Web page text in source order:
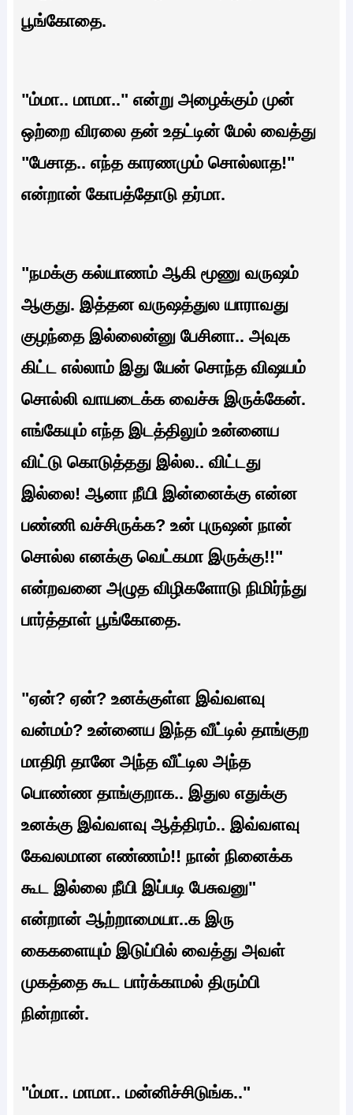
பூங்கோதை.
"ம்மா.. மாமா.." என்று அழைக்கும் முன்
ஒற்றை விரலை தன் உதட்டின் மேல் வைத்து
"பேசாத.. எந்த காரணமும் சொல்லாத!"
என்றான் கோபத்தோடு தர்மா.
"நமக்கு கல்யாணம் ஆகி மூணு வருஷம்
ஆகுது. இத்தன வருஷத்துல யாராவது
குழந்தை இல்லைன்னு பேசினா.. அவுக
கிட்ட எல்லாம் இது யேன் சொந்த விஷயம்
சொல்லி வாயடைக்க வைச்சு இருக்கேன்.
எங்கேயும் எந்த இடத்திலும் உன்னைய
விட்டு கொடுத்தது இல்ல.. விட்டது
இல்லை! ஆனா நீயி இன்னைக்கு என்ன
பண்ணி வச்சிருக்க? உன் புருஷன் நான்
சொல்ல எனக்கு வெட்கமா இருக்கு!!"
என்றவனை அழுத விழிகளோடு நிமிர்ந்து
பார்த்தாள் பூங்கோதை.
"ஏன்? ஏன்? உனக்குள்ள இவ்வளவு
வன்மம்? உன்னைய இந்த வீட்டில் தாங்குற
மாதிரி தானே அந்த வீட்டில அந்த
பொண்ண தாங்குறாக.. இதுல எதுக்கு
உனக்கு இவ்வளவு ஆத்திரம்.. இவ்வளவு
கேவலமான எண்ணம்!! நான் நினைக்க
கூட இல்லை நீயி இப்படி பேசுவனு"
என்றான் ஆற்றாமையா..க இரு
கைகளையும் இடுப்பில் வைத்து அவள்
முகத்தை கூட பார்க்காமல் திரும்பி
நின்றான்.
"ம்மா.. மாமா.. மன்னிச்சிடுங்க.."